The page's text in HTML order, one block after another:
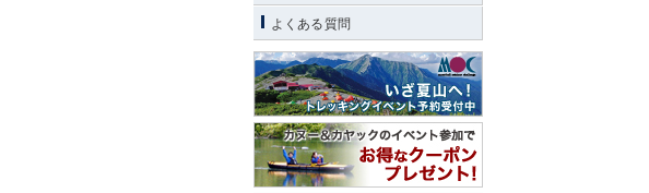
よくある質問